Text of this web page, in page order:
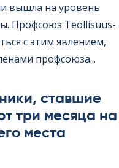
вышла на уровень
Профсоюз Teol­li­suus­
с этим явлением,
профсоюза...
ставшие
три месяца на
места